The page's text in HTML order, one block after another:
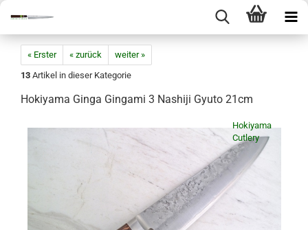
« Erster « zurück
weiter »
13 Artikel in dieser Kategorie
Hokiyama Ginga Gingami 3 Nashiji Gyuto 21cm
Hokiyama
Cutlery